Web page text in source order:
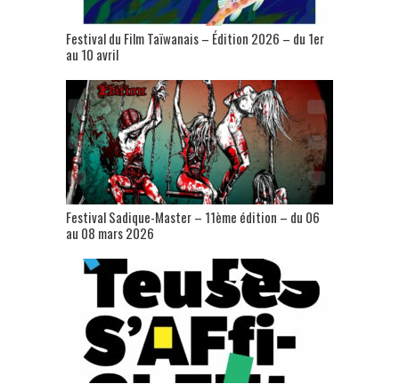
Festival du Film Taïwanais – Édition 2026 – du 1er
au 10 avril
Festival Sadique-Master – 11ème édition – du 06
au 08 mars 2026